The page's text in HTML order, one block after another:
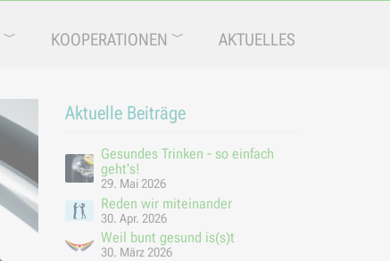
KOOPERATIONEN AKTUELLES
Aktuelle Beiträge
Gesundes Trinken - so einfach
geht's!
29. Mai 2026
Reden wir miteinander
30. Apr. 2026
Weil bunt gesund is(s)t
30. März 2026